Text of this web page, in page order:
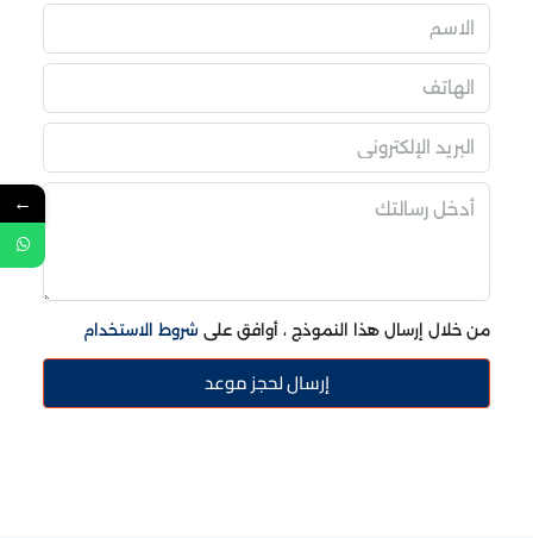
من خلال إرسال هذا النموذج ، أوافق على شروط الاستخدام
إرسال لحجز موعد
←